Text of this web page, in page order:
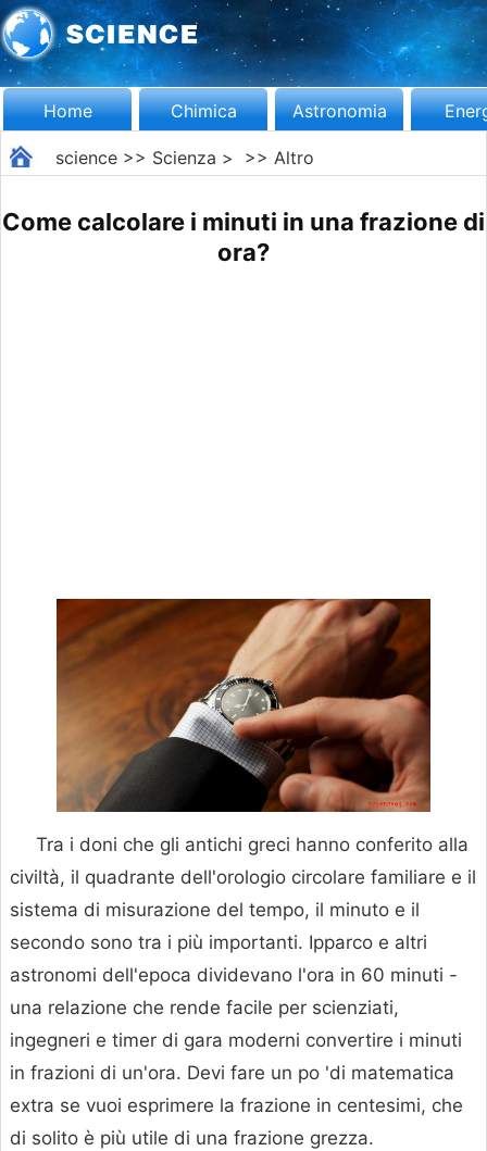
Home Chimica Astronomia
science>> Scienza > >> Altro
Come calcolare i minuti in una frazione di
ora?
Tra i doni che gli antichi greci hanno conferito alla
civiltà, il quadrante dell'orologio circolare familiare e il
sistema di misurazione del tempo, il minuto e il
secondo sono tra i più importanti. Ipparco e altri
astronomi dell'epoca dividevano l'ora in 60 minuti -
una relazione che rende facile per scienziati,
ingegneri e timer di gara moderni convertire i minuti
in frazioni di un'ora. Devi fare un po 'di matematica
extra se vuoi esprimere la frazione in centesimi, che
di solito è più utile di una frazione grezza.